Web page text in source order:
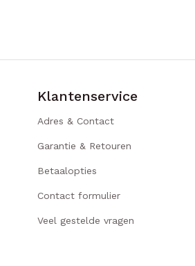
Klantenservice
Adres & Contact
Garantie & Retouren
Betaalopties
Contact formulier
Veel gestelde vragen